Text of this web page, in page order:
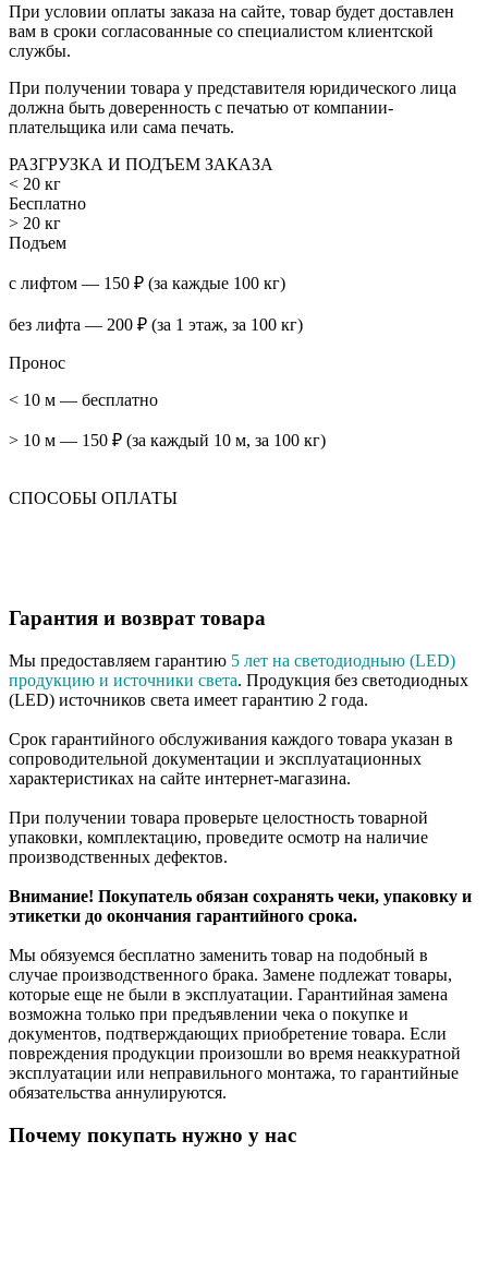
При условии оплаты заказа на сайте, товар будет доставлен
вам в сроки согласованные со специалистом клиентской
службы.
При получении товара у представителя юридического лица
должна быть доверенность с печатью от компании-
плательщика или сама печать.
РАЗГРУЗКА И ПОДЪЕМ ЗАКАЗА
< 20 кг
Бесплатно
> 20 кг
Подъем
с лифтом — 150 ₽ (за каждые 100 кг)
без лифта — 200 ₽ (за 1 этаж, за 100 кг)
Пронос
< 10 м — бесплатно
> 10 м — 150 ₽ (за каждый 10 м, за 100 кг)
СПОСОБЫ ОПЛАТЫ
Гарантия и возврат товара
Мы предоставляем гарантию 5 лет на светодиодныю (LED)
продукцию и источники света. Продукция без светодиодных
(LED) источников света имеет гарантию 2 года.
Срок гарантийного обслуживания каждого товара указан в
сопроводительной документации и эксплуатационных
характеристиках на сайте интернет-магазина.
При получении товара проверьте целостность товарной
упаковки, комплектацию, проведите осмотр на наличие
производственных дефектов.
Внимание! Покупатель обязан сохранять чеки, упаковку и
этикетки до окончания гарантийного срока.
Мы обязуемся бесплатно заменить товар на подобный в
случае производственного брака. Замене подлежат товары,
которые еще не были в эксплуатации. Гарантийная замена
возможна только при предъявлении чека о покупке и
документов, подтверждающих приобретение товара. Если
повреждения продукции произошли во время неаккуратной
эксплуатации или неправильного монтажа, то гарантийные
обязательства аннулируются.
Почему покупать нужно у нас